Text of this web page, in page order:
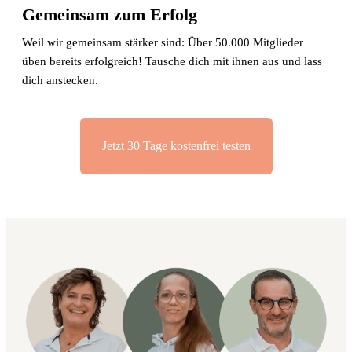
Gemeinsam zum Erfolg
Weil wir gemeinsam stärker sind: Über 50.000 Mitglieder
üben bereits erfolgreich! Tausche dich mit ihnen aus und lass
dich anstecken.
Jetzt 30 Tage kostenfrei testen